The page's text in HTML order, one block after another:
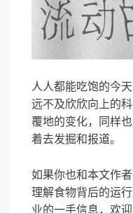
人人都能吃饱的今
远不及欣欣向上的
覆地的变化，同样
着去发掘和报道。
如果你也和本文作
理解食物背后的运
业的一手信息，欢